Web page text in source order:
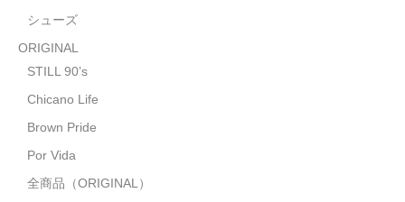
C D / D V D
全商品（CD/DVD）
DJ SANTANA
Japanese Rap
シューズ
ORIGINAL
STILL 90’s
Chicano Life
Brown Pride
Por Vida
全商品（ORIGINAL）